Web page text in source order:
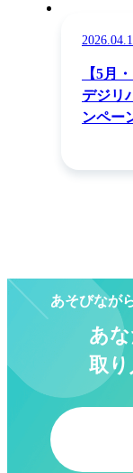
【5月
デジリ
ンペー
あそびなが
あ
取